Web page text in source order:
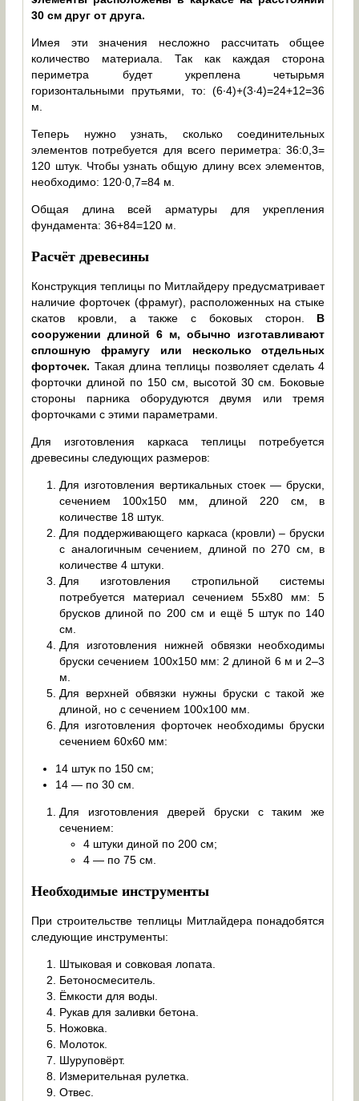
30 см друг от друга.
Имея эти значения несложно рассчитать общее
количество материала. Так как каждая сторона
периметра будет укреплена четырьмя
горизонтальными прутьями, то: (6∙4)+(3∙4)=24+12=36
м.
Теперь нужно узнать, сколько соединительных
элементов потребуется для всего периметра: 36:0,3=
120 штук. Чтобы узнать общую длину всех элементов,
необходимо: 120∙0,7=84 м.
Общая длина всей арматуры для укрепления
фундамента: 36+84=120 м.
Расчёт древесины
Конструкция теплицы по Митлайдеру предусматривает
наличие форточек (фрамуг), расположенных на стыке
скатов кровли, а также с боковых сторон. В
сооружении длиной 6 м, обычно изготавливают
сплошную фрамугу или несколько отдельных
форточек. Такая длина теплицы позволяет сделать 4
форточки длиной по 150 см, высотой 30 см. Боковые
стороны парника оборудуются двумя или тремя
форточками с этими параметрами.
Для изготовления каркаса теплицы потребуется
древесины следующих размеров:
Для изготовления вертикальных стоек — бруски,
сечением 100х150 мм, длиной 220 см, в
количестве 18 штук.
Для поддерживающего каркаса (кровли) – бруски
с аналогичным сечением, длиной по 270 см, в
количестве 4 штуки.
Для изготовления стропильной системы
потребуется материал сечением 55х80 мм: 5
брусков длиной по 200 см и ещё 5 штук по 140
см.
Для изготовления нижней обвязки необходимы
бруски сечением 100х150 мм: 2 длиной 6 м и 2–3
м.
Для верхней обвязки нужны бруски с такой же
длиной, но с сечением 100х100 мм.
Для изготовления форточек необходимы бруски
сечением 60х60 мм:
14 штук по 150 см;
14 — по 30 см.
Для изготовления дверей бруски с таким же
сечением:
4 штуки диной по 200 см;
4 — по 75 см.
Необходимые инструменты
При строительстве теплицы Митлайдера понадобятся
следующие инструменты:
Штыковая и совковая лопата.
Бетоносмеситель.
Ёмкости для воды.
Рукав для заливки бетона.
Ножовка.
Молоток.
Шуруповёрт.
Измерительная рулетка.
Отвес.